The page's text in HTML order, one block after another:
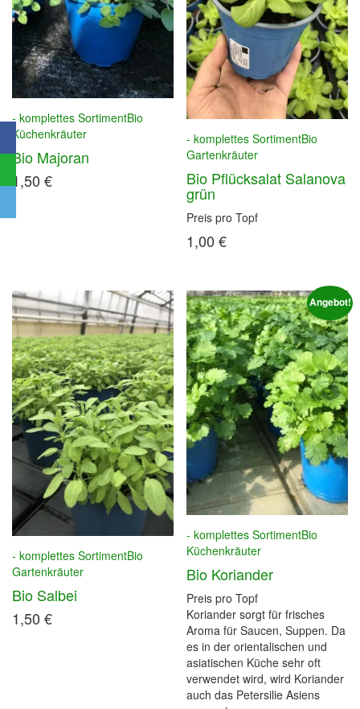
- komplettes SortimentBio
Küchenkräuter
Bio Majoran
1,50 €
- komplettes SortimentBio
Gartenkräuter
Bio Pflücksalat Salanova
grün
Preis pro Topf
1,00€
- komplettes SortimentBio
Gartenkräuter
Bio Salbei
1,50 €
Angebot!
- komplettes SortimentBio
Küchenkräuter
Bio Koriander
Preis pro Topf
Koriander sorgt für frisches
Aroma für Saucen, Suppen. Da
es in derorientalischen und
asiatischen Küche sehr oft
verwendet wird, wird Koriander
auch das Petersilie Asiens